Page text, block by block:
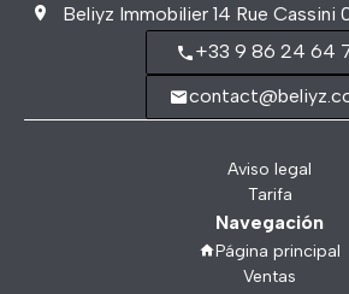
Beliyz Immobilier14 Rue Cassini
+33 9 86 24 64
Aviso legal
Tarifa
Navegación
Página principal
Ventas